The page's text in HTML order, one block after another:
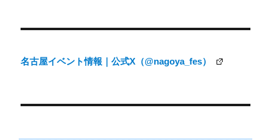
稿
ビ
ー
名古屋イベント情報｜公式X（@nagoya_fes）